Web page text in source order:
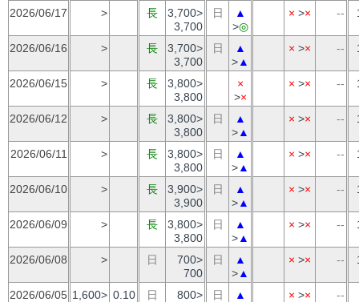
2026/06/17 > 長
3,700>
3,700
日
▲
>◎
× >× --
2026/06/16 > 長
3,700>
3,700
日
▲
>▲
× >× --
2026/06/15 > 長
3,800>
3,800
×
>×
× >× --
2026/06/12 > 長
3,800>
3,800
日
▲
>▲
× >× --
2026/06/11 > 長
3,800>
3,800
日
▲
>▲
× >× --
2026/06/10 > 長
3,900>
3,900
日
▲
>▲
× >× --
2026/06/09 > 長
3,800>
3,800
日
▲
>▲
× >× --
2026/06/08 > 日
700>
700
日
▲
>▲
× >× --
2026/06/05 1,600> 0.10 日
800>
日
▲
× >× --